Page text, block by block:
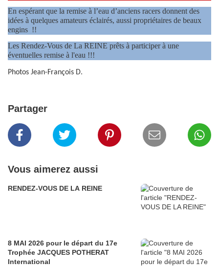
En espérant que la remise à l’eau d’anciens racers donnent des
idées à quelques amateurs éclairés, aussi propriétaires de beaux
engins !!
Les Rendez-Vous de La REINE prêts à participer à une
éventuelles remise à l'eau !!!
Photos Jean-François D.
Partager
Vous aimerez aussi
RENDEZ-VOUS DE LA REINE
8 MAI 2026 pour le départ du 17e
Trophée JACQUES POTHERAT
International